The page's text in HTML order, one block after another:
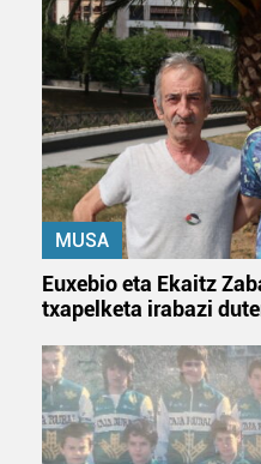
MUSA
Euxebio eta Ekaitz
txapelketa irabazi